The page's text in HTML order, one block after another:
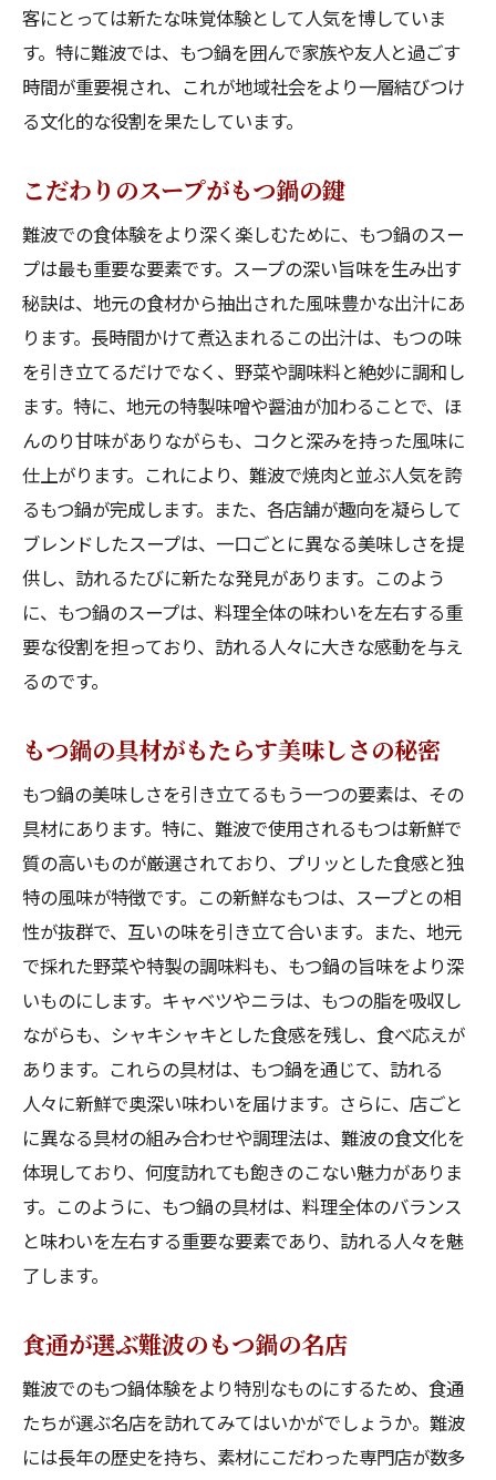
客にとっては新たな味覚体験として人気を博していま
す。特に難波では、もつ鍋を囲んで家族や友人と過ごす
時間が重要視され、これが地域社会をより一層結びつけ
る文化的な役割を果たしています。
こだわりのスープがもつ鍋の鍵
難波での食体験をより深く楽しむために、もつ鍋のスー
プは最も重要な要素です。スープの深い旨味を生み出す
秘訣は、地元の食材から抽出された風味豊かな出汁にあ
ります。長時間かけて煮込まれるこの出汁は、もつの味
を引き立てるだけでなく、野菜や調味料と絶妙に調和し
ます。特に、地元の特製味噌や醤油が加わることで、ほ
んのり甘味がありながらも、コクと深みを持った風味に
仕上がります。これにより、難波で焼肉と並ぶ人気を誇
るもつ鍋が完成します。また、各店舗が趣向を凝らして
ブレンドしたスープは、一口ごとに異なる美味しさを提
供し、訪れるたびに新たな発見があります。このよう
に、もつ鍋のスープは、料理全体の味わいを左右する重
要な役割を担っており、訪れる人々に大きな感動を与え
るのです。
もつ鍋の具材がもたらす美味しさの秘密
もつ鍋の美味しさを引き立てるもう一つの要素は、その
具材にあります。特に、難波で使用されるもつは新鮮で
質の高いものが厳選されており、プリッとした食感と独
特の風味が特徴です。この新鮮なもつは、スープとの相
性が抜群で、互いの味を引き立て合います。また、地元
で採れた野菜や特製の調味料も、もつ鍋の旨味をより深
いものにします。キャベツやニラは、もつの脂を吸収し
ながらも、シャキシャキとした食感を残し、食べ応えが
あります。これらの具材は、もつ鍋を通じて、訪れる
人々に新鮮で奥深い味わいを届けます。さらに、店ごと
に異なる具材の組み合わせや調理法は、難波の食文化を
体現しており、何度訪れても飽きのこない魅力がありま
す。このように、もつ鍋の具材は、料理全体のバランス
と味わいを左右する重要な要素であり、訪れる人々を魅
了します。
食通が選ぶ難波のもつ鍋の名店
難波でのもつ鍋体験をより特別なものにするため、食通
たちが選ぶ名店を訪れてみてはいかがでしょうか。難波
には長年の歴史を持ち、素材にこだわった専門店が数多